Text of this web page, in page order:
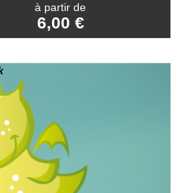
à partir de
6,00 €